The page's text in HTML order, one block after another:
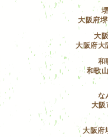
大阪府
大
大阪府大
和
和歌
な
大阪
大阪府